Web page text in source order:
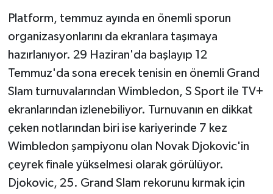
Platform, temmuz ayında en önemli sporun
organizasyonlarını da ekranlara taşımaya
hazırlanıyor. 29 Haziran'da başlayıp 12
Temmuz'da sona erecek tenisin en önemli Grand
Slam turnuvalarından Wimbledon, S Sport ile TV+
ekranlarından izlenebiliyor. Turnuvanın en dikkat
çeken notlarından biri ise kariyerinde 7 kez
Wimbledon şampiyonu olan Novak Djokovic'in
çeyrek finale yükselmesi olarak görülüyor.
Djokovic, 25. Grand Slam rekorunu kırmak için
YAŞAM
YEREL
Yerel Haberler